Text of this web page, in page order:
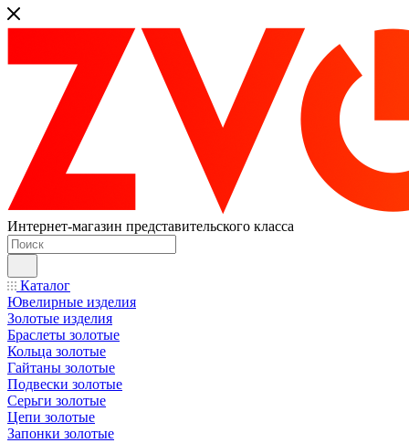
Интернет-магазин представительского класса
Каталог
Ювелирные изделия
Золотые изделия
Браслеты золотые
Кольца золотые
Гайтаны золотые
Подвески золотые
Серьги золотые
Цепи золотые
Запонки золотые